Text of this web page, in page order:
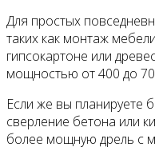
Для простых
таких как монтаж
гипсокартоне или
мощностью от 400 до
Если же вы планируете
сверление бетона или
более мощную дрель с